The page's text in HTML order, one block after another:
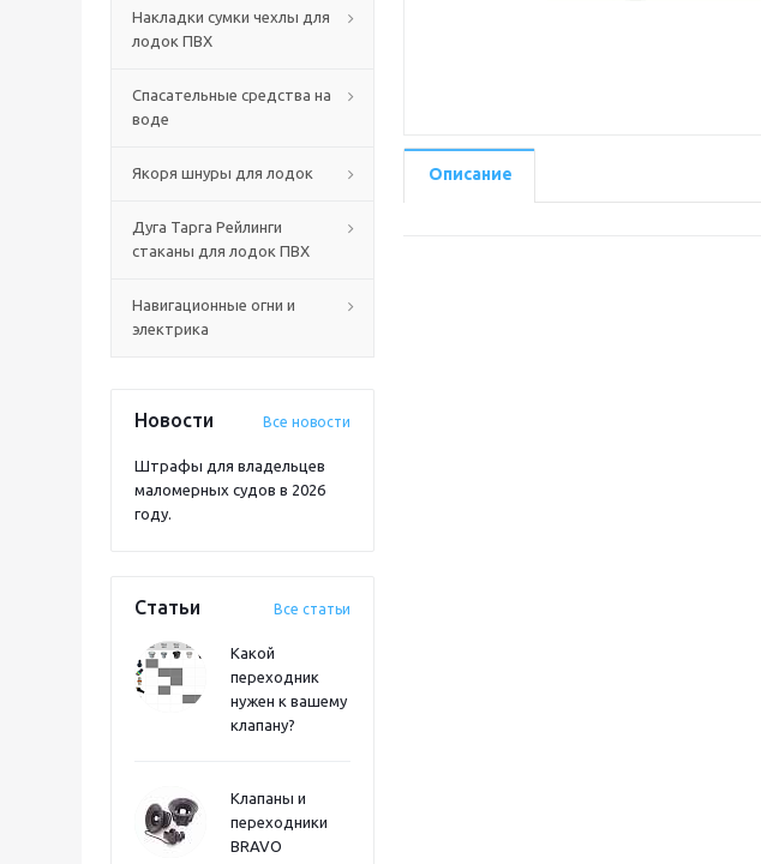
Накладки сумки чехлы для
лодок ПВХ
Спасательные средства на
воде
Якоря шнуры для лодок
Дуга Тарга Рейлинги
стаканы для лодок ПВХ
Навигационные огни и
электрика
Новости Все новости
Штрафы для владельцев
маломерных судов в 2026
году.
Статьи Все статьи
Какой
переходник
нужен к вашему
клапану?
Клапаны и
переходники
BRAVO
Описание